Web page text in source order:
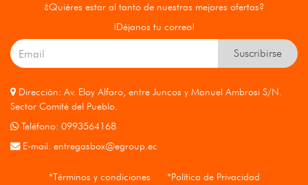
¿Quiéres estar al tanto de nuestras mejores ofertas?
¡Déjanos tu correo!
Suscribirse
Dirección: Av. Eloy Alfaro, entre Juncos y Manuel Ambrosi S/N.
Sector Comité del Pueblo.
Teléfono: 0993564168
E-mail: entregasbox@egroup.ec
*Términos y condiciones *Política de Privacidad